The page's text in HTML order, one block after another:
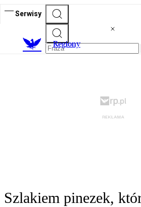
Serwisy
Regiony
Szlakiem pinezek,